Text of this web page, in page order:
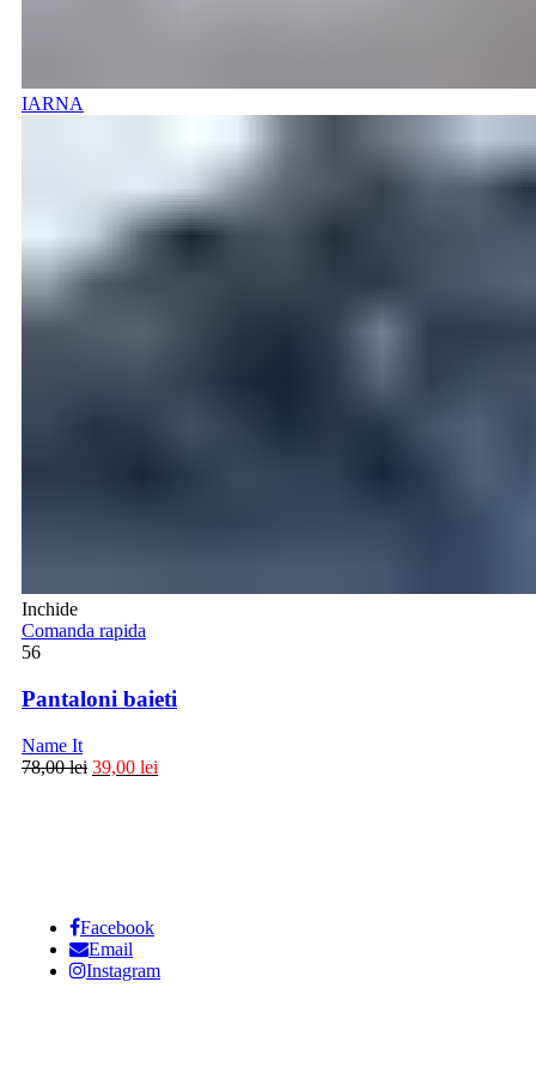
IARNA
Inchide
Comanda rapida
56
Pantaloni baieti
Name It
78,00lei 39,00 lei
Facebook
Email
Instagram